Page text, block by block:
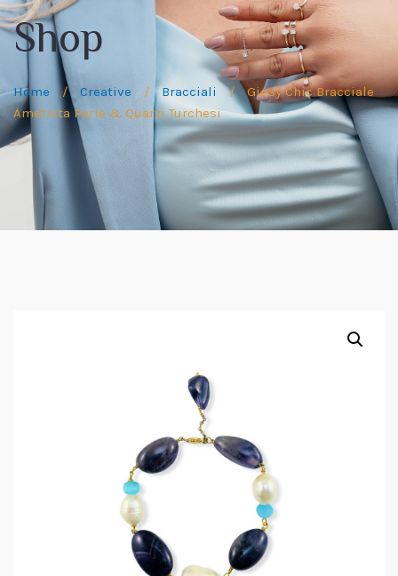
Shop
Home / Creative / Bracciali / Gipsy Chic Bracciale
Ametista Perle & Quarzi Turchesi